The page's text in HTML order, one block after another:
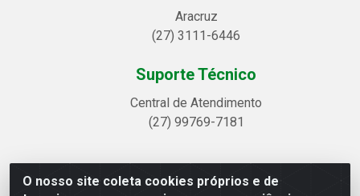
O nosso site coleta cookies próprios e de
Aracruz
(27) 3111-6446
Suporte Técnico
Central de Atendimento
(27) 99769-7181
Linhavix Distribuidora LTDA - Avenida Alegre, 2521 -